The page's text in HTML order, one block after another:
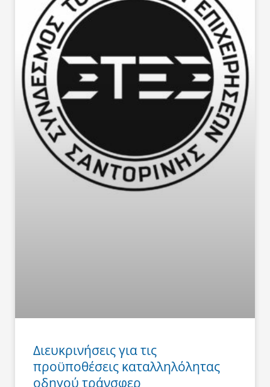
Διευκρινήσεις για τις
προϋποθέσεις καταλληλόλητας
οδηγού τράνσφερ